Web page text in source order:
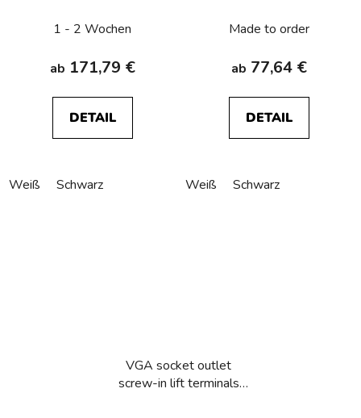
1 - 2 Wochen
ab 171,79 €
DETAIL
Weiß Schwarz
Made to order
ab 77,64 €
DETAIL
Weiß Schwarz
VGA socket outlet
screw-in lift terminals